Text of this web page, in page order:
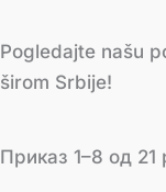
Pogledajte našu
širom Srbije!
Приказ 1–8 од 21